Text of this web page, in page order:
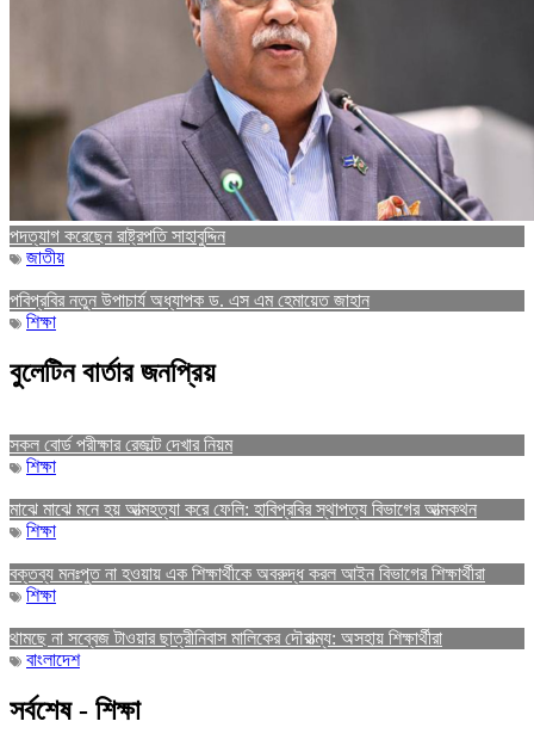
পদত্যাগ করেছেন রাষ্ট্রপতি সাহাবুদ্দিন
জাতীয়
পবিপ্রবির নতুন উপাচার্য অধ্যাপক ড. এস এম হেমায়েত জাহান
শিক্ষা
বুলেটিন বার্তার জনপ্রিয়
সকল বোর্ড পরীক্ষার রেজাল্ট দেখার নিয়ম
শিক্ষা
মাঝে মাঝে মনে হয় আত্মহত্যা করে ফেলি: হাবিপ্রবির স্থাপত্য বিভাগের আত্মকথন
শিক্ষা
বক্তব্য মনঃপুত না হওয়ায় এক শিক্ষার্থীকে অবরুদ্ধ করল আইন বিভাগের শিক্ষার্থীরা
শিক্ষা
থামছে না সব্বেজ টাওয়ার ছাত্রীনিবাস মালিকের দৌরাত্ম্য: অসহায় শিক্ষার্থীরা
বাংলাদেশ
সর্বশেষ - শিক্ষা